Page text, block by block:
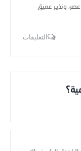
ونذير عميق
التعليقات